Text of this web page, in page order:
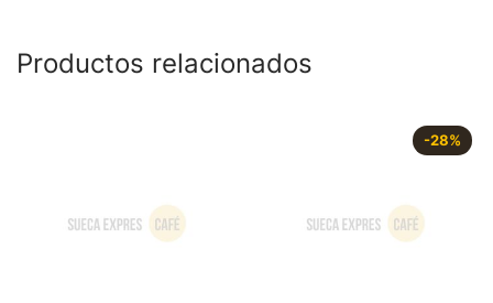
Productos relacionados
-28%